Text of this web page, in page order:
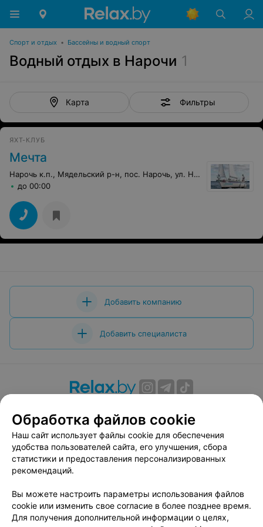
Спорт и отдых • Бассейны и водный спорт
Водный отдых в Нарочи 1
Карта Фильтры
ЯХТ-КЛУБ
Мечта
Нарочь к.п., Мядельский р-н, пос. Нарочь, ул. Набережная
до 00:00
Добавить компанию
Добавить специалиста
Вакансии
Публичный договор
Способы оплаты
Публичный договор по использованию сервиса
«Афиша»
Пользовательское соглашение
Связаться по вопросам сотрудничества
Написать руководителю relax.by
Обработка файлов cookie
Наш сайт использует файлы cookie для обеспечения
удобства пользователей сайта, его улучшения, сбора
статистики и предоставления персонализированных
рекомендаций.
Вы можете настроить параметры использования файлов
cookie или изменить свое согласие в более позднее время.
Для получения дополнительной информации о целях,